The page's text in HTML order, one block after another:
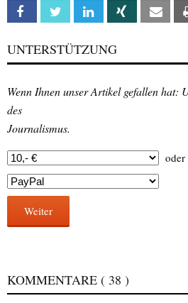
Facebook Twitter Linkedin Xing
UNTERSTÜTZUNG
Wenn Ihnen unser Artikel gefallen hat:
des
Journalismus.
oder
Weiter
KOMMENTARE ( 38 )